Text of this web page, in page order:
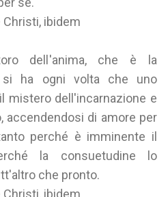
Christi, ibidem
dell'anima, che è la
si ha ogni volta che uno
mistero dell'incarnazione e
accendendosi di amore per
perché è imminente il
la consuetudine lo
che pronto.
Christi, ibidem